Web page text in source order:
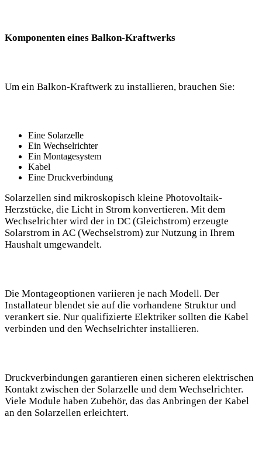
Komponenten eines Balkon-Kraftwerks
Um ein Balkon-Kraftwerk zu installieren, brauchen ‍Sie:
Eine Solarzelle
Ein Wechselrichter
Ein ⁤Montagesystem
Kabel
Eine Druckverbindung
Solarzellen sind mikroskopisch kleine Photovoltaik-
Herzstücke, die Licht in ‌Strom konvertieren. Mit dem
Wechselrichter wird der⁤ in DC (Gleichstrom) erzeugte
Solarstrom ‌in AC ‌(Wechselstrom) zur Nutzung in Ihrem
⁤Haushalt umgewandelt.
Die Montageoptionen variieren je ‌nach ⁣Modell. Der
Installateur blendet sie auf die vorhandene Struktur und
verankert sie.​ Nur qualifizierte Elektriker sollten die ‍Kabel
verbinden ⁣und den Wechselrichter ⁤installieren.
Druckverbindungen ‍garantieren einen sicheren elektrischen
Kontakt zwischen der Solarzelle und ⁤dem Wechselrichter.
Viele Module haben ⁤Zubehör, das das ⁢Anbringen der Kabel
an​ den‌ Solarzellen erleichtert.